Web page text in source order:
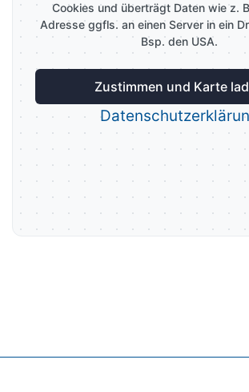
Cookies und überträgt Daten wie z.
Adresse ggfls. an einen Server in ein
Bsp. den USA.
Zustimmen und Karte